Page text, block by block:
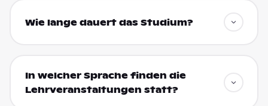
Wie lange dauert das Studium?
In welcher Sprache finden die
Lehrveranstaltungen statt?